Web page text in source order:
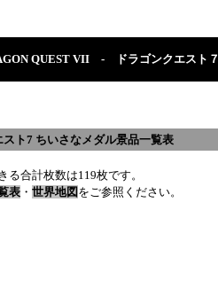
QUEST VII - ドラゴンクエスト
スト7 ちいさなメダル景品一覧表
る合計枚数は119枚です。
表 ・ 世界地図 をご参照ください。